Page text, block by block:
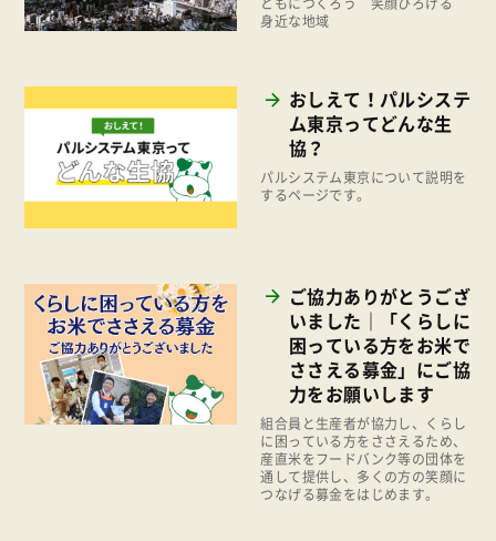
平和と国際連帯
お米の出前授業
いなぎめぐみの里山
ぱる★キッズ
パルシステムでんき
復興支援
機関運営
消費者
福祉
2020年
2018年
2017年
2016年
2013年
2012年
2011年
身近な地域
おしえて！パルシステ
ム東京ってどんな生
協？
パルシステム東京について説明を
するページです。
ご協力ありがとうござ
いました｜「くらしに
困っている方をお米で
ささえる募金」にご協
力をお願いします
組合員と生産者が協力し、くらし
に困っている方をささえるため、
産直米をフードバンク等の団体を
通して提供し、多くの方の笑顔に
つなげる募金をはじめます。